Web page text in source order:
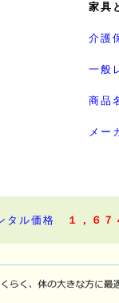
家具
介護
一般
商品
メー
タル価格 １，６７